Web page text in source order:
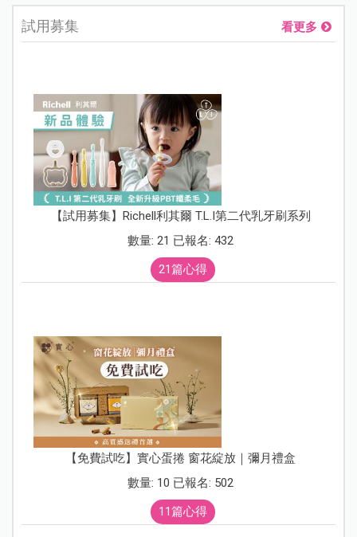
試用募集 看更多
【試用募集】Richell利其爾 T.L.I第二代乳牙刷系列
數量: 21 已報名: 432
21篇心得
【免費試吃】實心蛋捲 窗花綻放｜彌月禮盒
數量: 10 已報名: 502
11篇心得